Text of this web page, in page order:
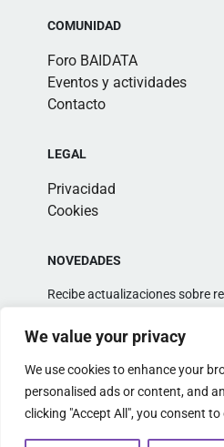
We value your privacy
We use cookies to enhance your
personalised ads or content, and
clicking "Accept All", you consent
COMUNIDAD
Foro BAIDATA
Eventos y actividades
Contacto
LEGAL
Privacidad
Cookies
NOVEDADES
Recibe actualizaciones sobre